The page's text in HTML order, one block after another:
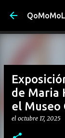
de Maria
el Museo
el octubre 17, 2025